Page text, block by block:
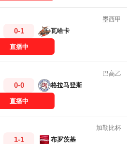
墨西甲
0-1 瓦哈卡
直播中
巴高乙
0-0 格拉马登斯
直播中
加勒比杯
1-1 布罗茨基